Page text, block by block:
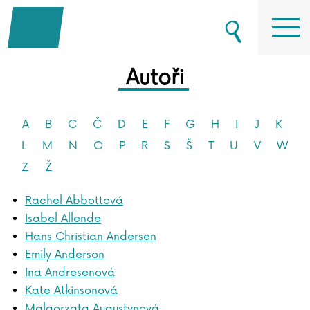
Autoři
A B C Č D E F G H I J
K
L
M N O P R S Š T U V
W
Z
Ž
Rachel Abbottová
Isabel Allende
Hans Christian Andersen
Emily Anderson
Ina Andresenová
Kate Atkinsonová